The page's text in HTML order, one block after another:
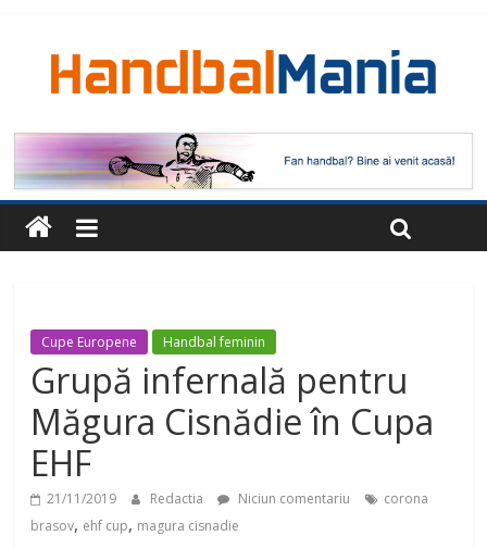
Cupe Europene Handbal feminin
Grupă infernală pentru
Măgura Cisnădie în Cupa
EHF
21/11/2019 Redactia Niciun comentariu
corona
brasov, ehf cup, magura cisnadie